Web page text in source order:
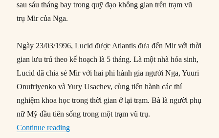
sau sáu tháng bay trong quỹ đạo không gian trên trạm vũ
trụ Mir của Nga.
Ngày 23/03/1996, Lucid được Atlantis đưa đến Mir với thời
gian lưu trú theo kế hoạch là 5 tháng. Là một nhà hóa sinh,
Lucid đã chia sẻ Mir với hai phi hành gia người Nga, Yuuri
Onufriyenko và Yury Usachev, cùng tiến hành các thí
nghiệm khoa học trong thời gian ở lại trạm. Bà là người phụ
nữ Mỹ đầu tiên sống trong một trạm vũ trụ.
Continue reading“26/09/1996: Shannon Lucid trở lại Trái Đất”